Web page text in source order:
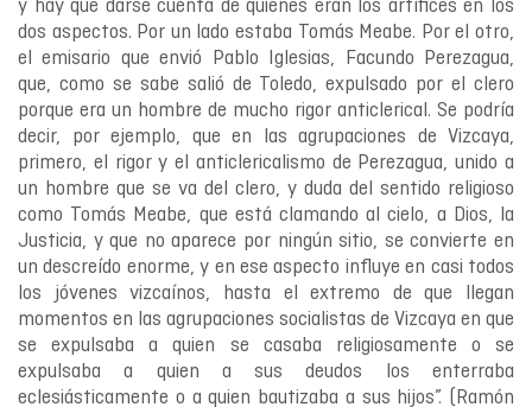
y hay que darse cuenta de quiénes eran los artífices en los
dos aspectos. Por un lado estaba Tomás Meabe. Por el otro,
el emisario que envió Pablo Iglesias, Facundo Perezagua,
que, como se sabe salió de Toledo, expulsado por el clero
porque era un hombre de mucho rigor anticlerical. Se podría
decir, por ejemplo, que en las agrupaciones de Vizcaya,
primero, el rigor y el anticlericalismo de Perezagua, unido a
un hombre que se va del clero, y duda del sentido religioso
como Tomás Meabe, que está clamando al cielo, a Dios, la
Justicia, y que no aparece por ningún sitio, se convierte en
un descreído enorme, y en ese aspecto influye en casi todos
los jóvenes vizcaínos, hasta el extremo de que llegan
momentos en las agrupaciones socialistas de Vizcaya en que
se expulsaba a quien se casaba religiosamente o se
expulsaba a quien a sus deudos los enterraba
eclesiásticamente o a quien bautizaba a sus hijos”. (Ramón